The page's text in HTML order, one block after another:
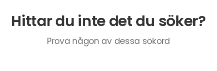
Hittar du inte det du söker?
Prova någon av dessa sökord